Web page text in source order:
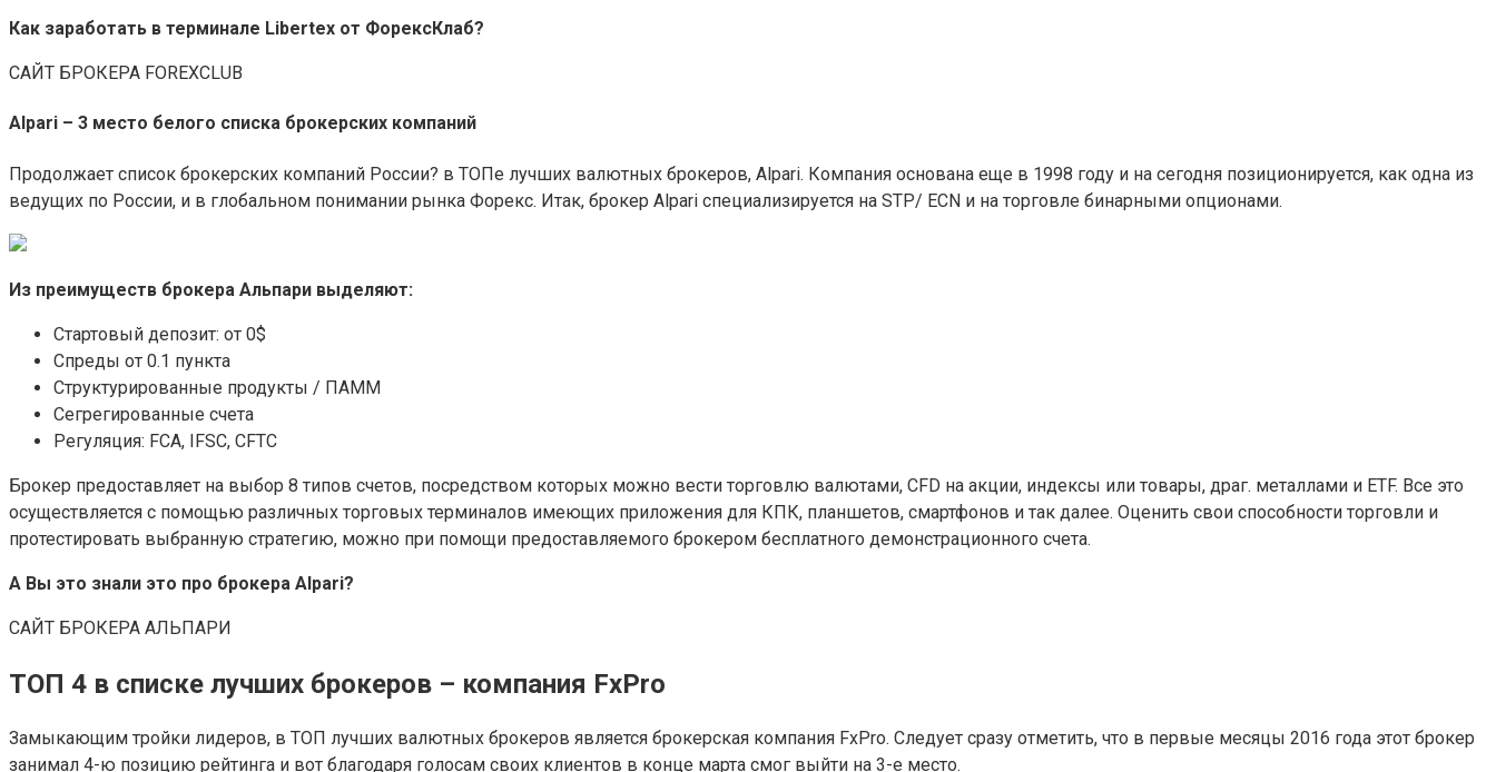
Как заработать в терминале Libertex от ФорексКлаб?
САЙТ БРОКЕРА FOREXCLUB
Alpari – 3 место белого списка брокерских компаний
Продолжает список брокерских компаний России? в ТОПе лучших валютных брокеров, Alpari. Компания основана еще в 1998 году и на сегодня позиционируется, как одна из
ведущих по России, и в глобальном понимании рынка Форекс. Итак, брокер Alpari специализируется на STP/ ECN и на торговле бинарными опционами.
Из преимуществ брокера Альпари выделяют:
Стартовый депозит: от 0$
Спреды от 0.1 пункта
Структурированные продукты / ПАММ
Сегрегированные счета
Регуляция: FCA, IFSC, CFTC
Брокер предоставляет на выбор 8 типов счетов, посредством которых можно вести торговлю валютами, CFD на акции, индексы или товары, драг. металлами и ETF. Все это
осуществляется с помощью различных торговых терминалов имеющих приложения для КПК, планшетов, смартфонов и так далее. Оценить свои способности торговли и
протестировать выбранную стратегию, можно при помощи предоставляемого брокером бесплатного демонстрационного счета.
А Вы это знали это про брокера Alpari?
САЙТ БРОКЕРА АЛЬПАРИ
ТОП 4 в списке лучших брокеров – компания FxPro
Замыкающим тройки лидеров, в ТОП лучших валютных брокеров является брокерская компания FxPro. Следует сразу отметить, что в первые месяцы 2016 года этот брокер
занимал 4-ю позицию рейтинга и вот благодаря голосам своих клиентов в конце марта смог выйти на 3-е место.